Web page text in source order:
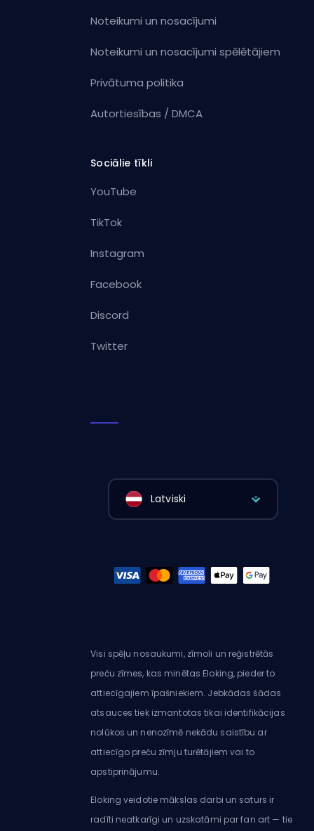
Noteikumi un nosacījumi
Noteikumi un nosacījumi spēlētājiem
Privātuma politika
Autortiesības / DMCA
Sociālie tīkli
YouTube
TikTok
Instagram
Facebook
Discord
Twitter
Latviski
Visi spēļu nosaukumi, zīmoli un reģistrētās
preču zīmes, kas minētas Eloking, pieder to
attiecīgajiem īpašniekiem. Jebkādas šādas
atsauces tiek izmantotas tikai identifikācijas
nolūkos un nenozīmē nekādu saistību ar
attiecīgo preču zīmju turētājiem vai to
apstiprinājumu.
Eloking veidotie mākslas darbi un saturs ir
radīti neatkarīgi un uzskatāmi par fan art — tie